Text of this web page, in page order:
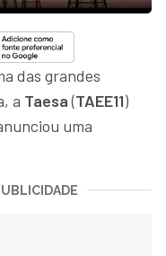
das grandes
a Taesa(TAEE11)
uma